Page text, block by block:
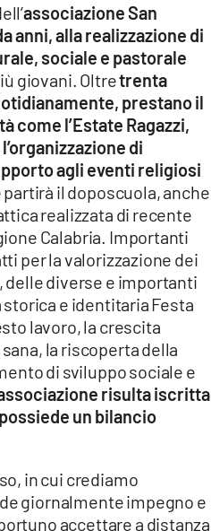
associazione San
anni, alla realizzazione di
sociale e pastorale
giovani. Oltretrenta
prestano il
come l’Estate Ragazzi,
di
agli eventi religiosi
partirà il doposcuola, anche
realizzata di recente
Calabria. Importanti
per la valorizzazione dei
delle diverse e importanti
e identitaria Festa
lavoro, la crescita
la riscoperta della
di sviluppo sociale e
risulta iscritta
un bilancio
in cui crediamo
giornalmente impegno e
accettare a distanza